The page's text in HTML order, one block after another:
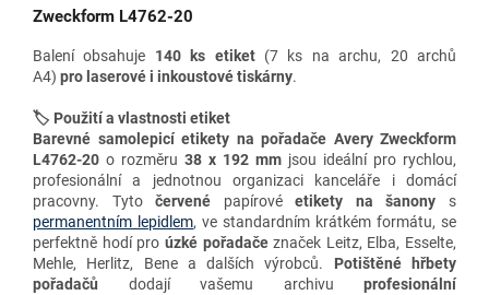
Zweckform L4762-20
Balení obsahuje 140 ks etiket(7 ks na archu, 20 archů
A4) pro laserové i inkoustové tiskárny.
🏷️ Použití a vlastnosti etiket
Barevné samolepicí etikety na pořadače Avery Zweckform
L4762-20 o rozměru 38 x 192 mm jsou ideální pro rychlou,
profesionální a jednotnou organizaci kanceláře i domácí
pracovny. Tytočervené papírovéetikety na šanony s
permanentním lepidlem, ve standardním krátkém formátu, se
perfektně hodí pro úzké pořadačeznaček Leitz, Elba, Esselte,
Mehle, Herlitz, Bene a dalších výrobců. Potištěné hřbety
pořadačů dodají vašemu archivu profesionální